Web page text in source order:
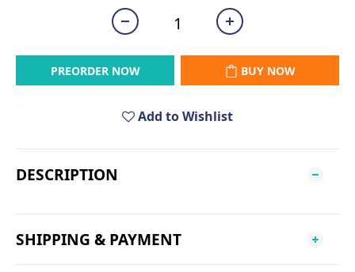
PREORDER NOW BUY NOW
Add to Wishlist
DESCRIPTION
SHIPPING & PAYMENT